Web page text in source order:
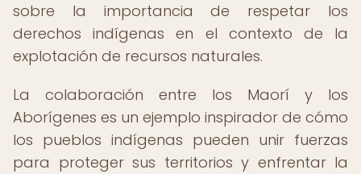
sobre la importancia de respetar los
derechos indígenas en el contexto de la
explotación de recursos naturales.
La colaboración entre los Maorí y los
Aborígenes es un ejemplo inspirador de cómo
los pueblos indígenas pueden unir fuerzas
para proteger sus territorios y enfrentar la